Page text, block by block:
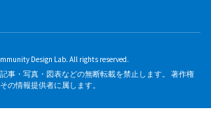
Design Lab. All rights reserved.
事・写真・図表などの無断転載を禁止します。 著作権
の情報提供者に属します。